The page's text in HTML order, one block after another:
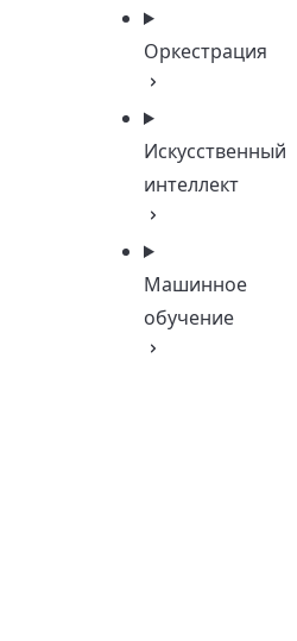
Оркестрация
Искусственный
интеллект
Машинное
обучение